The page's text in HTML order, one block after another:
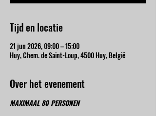
Tijd en locatie
21 jun 2026, 09:00 – 15:00
Huy, Chem. de Saint-Loup, 4500 Huy, België
Over het evenement
MAXIMAAL 80 PERSONEN